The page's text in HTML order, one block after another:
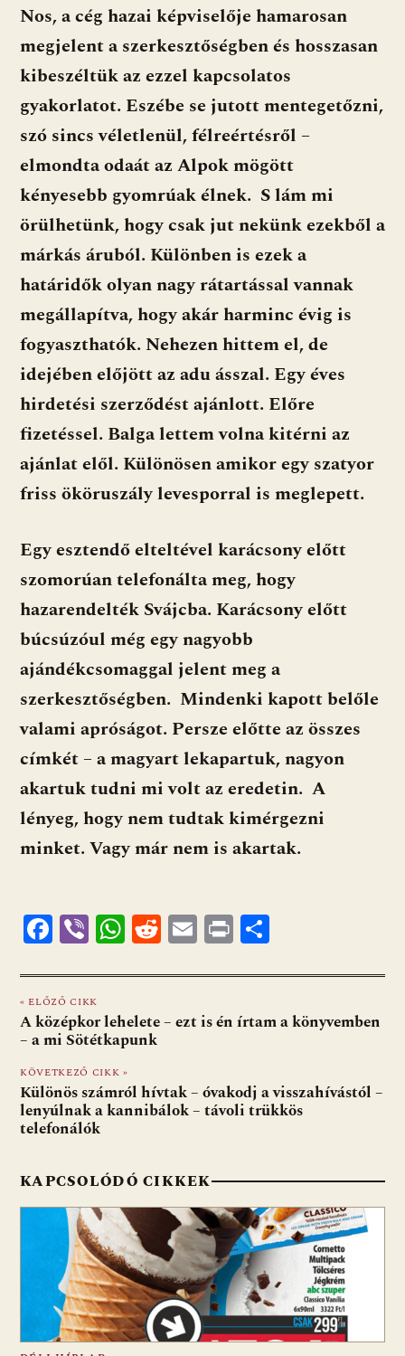
Nos, a cég hazai képviselője hamarosan
megjelent a szerkesztőségben és hosszasan
kibeszéltük az ezzel kapcsolatos
gyakorlatot. Eszébe se jutott mentegetőzni,
szó sincs véletlenül, félreértésről –
elmondta odaát az Alpok mögött
kényesebb gyomrúak élnek. S lám mi
örülhetünk, hogy csak jut nekünk ezekből a
márkás áruból. Különben is ezek a
határidők olyan nagy rátartással vannak
megállapítva, hogy akár harminc évig is
fogyaszthatók. Nehezen hittem el, de
idejében előjött az adu ásszal. Egy éves
hirdetési szerződést ajánlott. Előre
fizetéssel. Balga lettem volna kitérni az
ajánlat elől. Különösen amikor egy szatyor
friss ököruszály levesporral is meglepett.
Egy esztendő elteltével karácsony előtt
szomorúan telefonálta meg, hogy
hazarendelték Svájcba. Karácsony előtt
búcsúzóul még egy nagyobb
ajándékcsomaggal jelent meg a
szerkesztőségben. Mindenki kapott belőle
valami apróságot. Persze előtte az összes
címkét – a magyart lekapartuk, nagyon
akartuk tudni mi volt az eredetin. A
lényeg, hogy nem tudtak kimérgezni
minket. Vagy már nem is akartak.
F
e
b
o
o
k
Vi
er
W
at
s
A
p
p
R
d
di
E
ai
l
Pr
t za
m
« ELŐZŐ CIKK
A középkor lehelete – ezt is én írtam a könyvemben
– a mi Sötétkapunk
KÖVETKEZŐ CIKK »
Különös számról hívtak – óvakodj a visszahívástól –
lenyúlnak a kannibálok – távoli trükkös
telefonálók
KAPCSOLÓDÓ CIKKEK